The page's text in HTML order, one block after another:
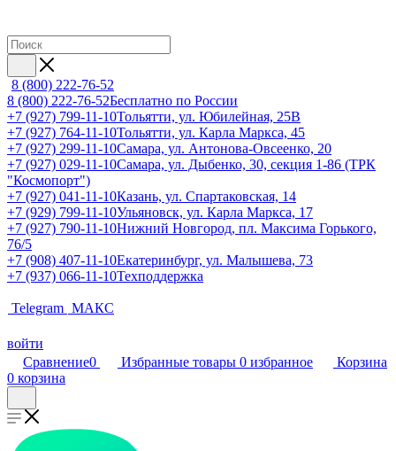
8 (800) 222-76-52
8 (800) 222-76-52Бесплатно по России
+7 (927) 799-11-10Тольятти, ул. Юбилейная, 25В
+7 (927) 764-11-10Тольятти, ул. Карла Маркса, 45
+7 (927) 299-11-10Самара, ул. Антонова-Овсеенко, 20
+7 (927) 029-11-10Самара, ул. Дыбенко, 30, секция 1-86 (ТРК
"Космопорт")
+7 (927) 041-11-10Казань, ул. Спартаковская, 14
+7 (929) 799-11-10Ульяновск, ул. Карла Маркса, 17
+7 (927) 790-11-10Нижний Новгород, пл. Максима Горького,
76/5
+7 (908) 407-11-10Екатеринбург, ул. Малышева, 73
+7 (937) 066-11-10Техподдержка
Telegram МАКС
войти
Сравнение0 Избранные товары 0 избранное
Корзина
0 корзина